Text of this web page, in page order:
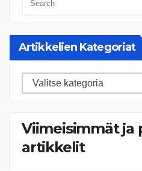
Artikkelien Kategoriat
Artikkelien
Viimeisimmät ja
artikkelit